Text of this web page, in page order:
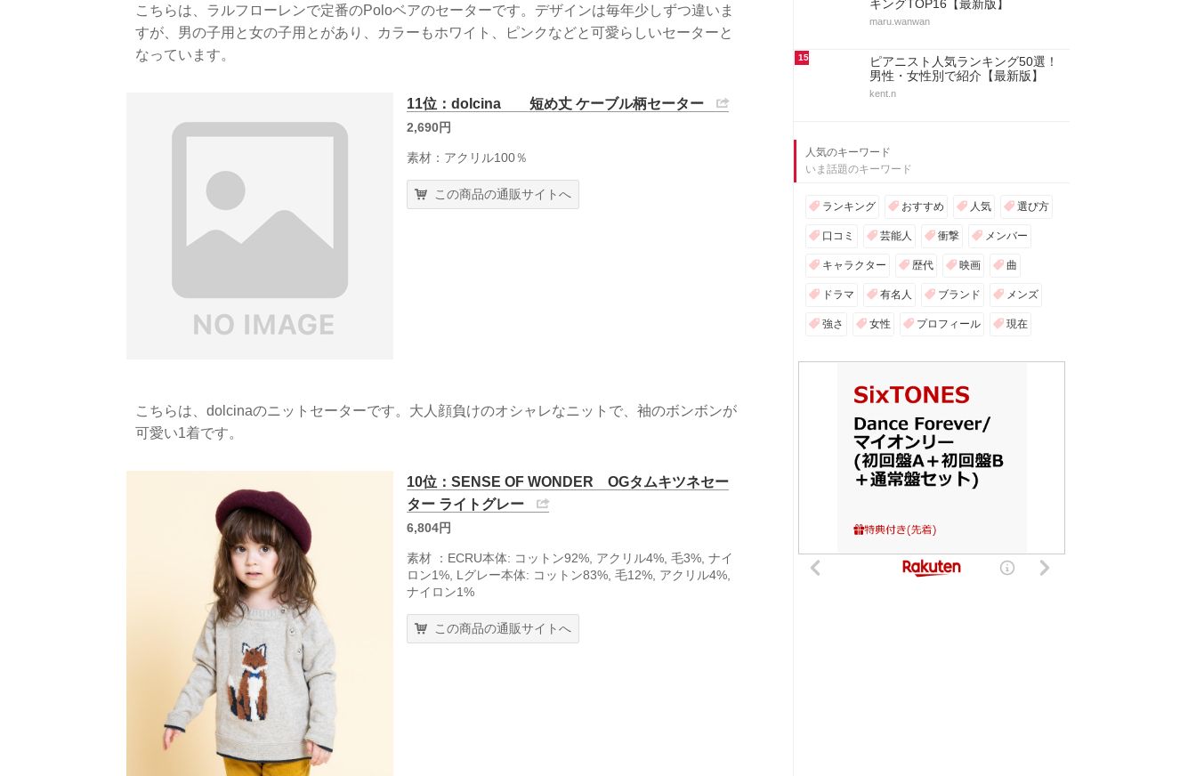
こちらは、ラルフローレンで定番のPoloベアのセーターです。デザインは毎年少しずつ違いま
すが、男の子用と女の子用とがあり、カラーもホワイト、ピンクなどと可愛らしいセーターと
なっています。
11位：dolcina 短め丈 ケーブル柄セーター
2,690円
素材：アクリル100％
この商品の通販サイトへ
こちらは、dolcinaのニットセーターです。大人顔負けのオシャレなニットで、袖のボンボンが
可愛い1着です。
10位：SENSE OF WONDER OGタムキツネセー
ター ライトグレー
6,804円
素材 ：ECRU本体: コットン92%, アクリル4%, 毛3%, ナイ
ロン1%, Lグレー本体: コットン83%, 毛12%, アクリル4%,
ナイロン1%
この商品の通販サイトへ
キングTOP16【最新版】
maru.wanwan
15
ピアニスト人気ランキング50選！
男性・女性別で紹介【最新版】
kent.n
人気のキーワード
いま話題のキーワード
ランキング おすすめ 人気 選び方
口コミ 芸能人 衝撃 メンバー
キャラクター 歴代 映画 曲
ドラマ 有名人 ブランド メンズ
強さ 女性 プロフィール 現在